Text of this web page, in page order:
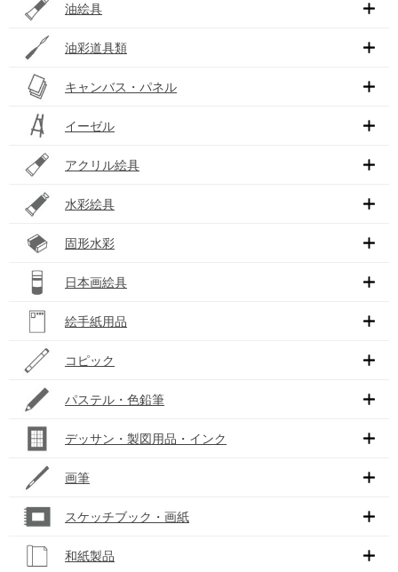
油絵具
油彩道具類
キャンバス・パネル
イーゼル
アクリル絵具
水彩絵具
固形水彩
日本画絵具
絵手紙用品
コピック
パステル・色鉛筆
デッサン・製図用品・インク
画筆
スケッチブック・画紙
和紙製品